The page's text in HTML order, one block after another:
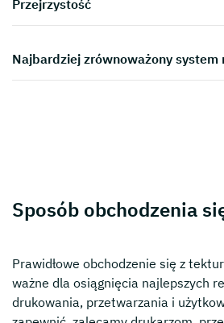
Przejrzystość
Najbardziej zrównoważony system
Sposób obchodzenia
Prawidłowe obchodzenie się z
ważne dla osiągnięcia najlepszych
drukowania, przetwarzania i